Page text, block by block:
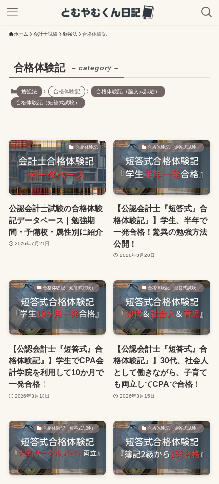
ホーム 会計士試験 勉強法 合格体験記
合格体験記 – category –
勉強法 合格体験記
合格体験記（論文式試験）
合格体験記（短答式試験）
合格体験記
公認会計士試験の合格体験
記データベース｜勉強期
間・予備校・属性別に紹介
2026年7月21日
合格体験記（短答式試験）
【公認会計士『短答式』合
格体験記』】学生、半年で
一発合格！驚異の勉強方法
公開！
2026年3月20日
合格体験記（短答式試験）
【公認会計士『短答式』合
格体験記』】学生でCPA会
計学院を利用して10か月で
一発合格！
2026年3月18日
合格体験記（短答式試験）
【公認会計士『短答式』合
格体験記』】30代、社会人
として働きながら、子育て
も両立してCPAで合格！
2026年3月15日
合格体験記（短答式試験） 合格体験記（短答式試験）